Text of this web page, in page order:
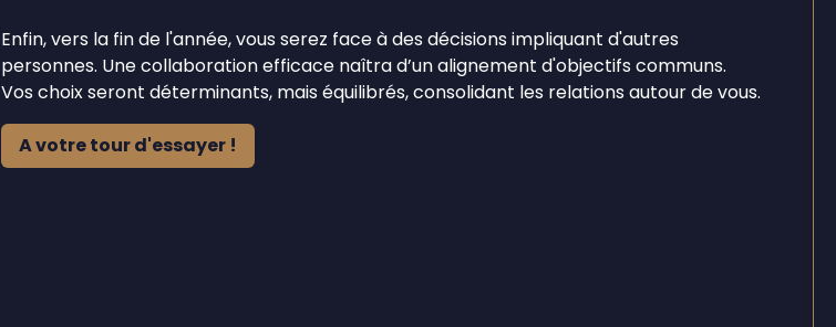
Enfin, vers la fin de l'année, vous serez face à des décisions impliquant d'autres
personnes. Une collaboration efficace naîtra d’un alignement d'objectifs communs.
Vos choix seront déterminants, mais équilibrés, consolidant les relations autour de vous.
A votre tour d'essayer !